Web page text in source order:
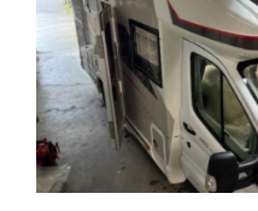
montage